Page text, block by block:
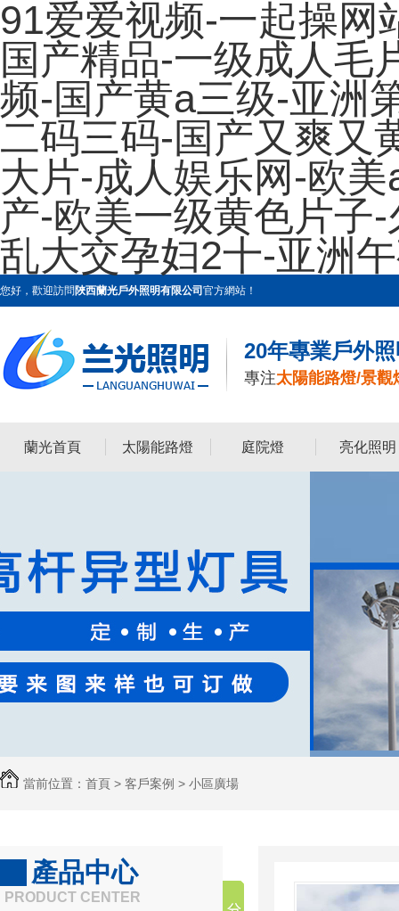
91爱爱视频-一起操网
国产精品-一级成人毛
频-国产黄a三级-亚洲
二码三码-国产又爽又
大片-成人娱乐网-欧
产-欧美一级黄色片子
乱大交孕妇2十-亚洲
您好，歡迎訪問 陜西蘭光戶外照明有限公司 官方網站！
20年專業戶外
專注太陽能路燈/景觀
蘭光首頁 太陽能路燈 庭院燈 亮化照明
當前位置： 首頁 > 客戶案例 > 小區廣場
產品中心
PRODUCT CENTER